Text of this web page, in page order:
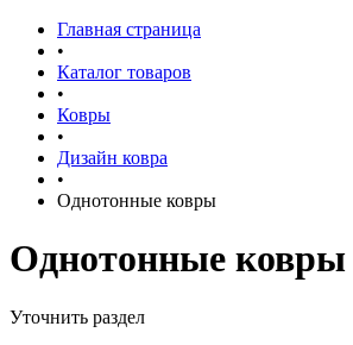
Главная страница
•
Каталог товаров
•
Ковры
•
Дизайн ковра
•
Однотонные ковры
Однотонные ковры
Уточнить раздел